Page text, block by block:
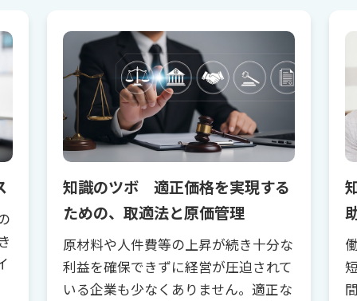
知識のツボ 適正価格を実現する
ための、取適法と原価管理
原材料や人件費等の上昇が続き十分な
利益を確保できずに経営が圧迫されて
いる企業も少なくありません。適正な